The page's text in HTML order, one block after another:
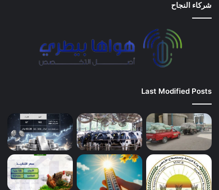
شركاء النجاح
Last Modified Posts